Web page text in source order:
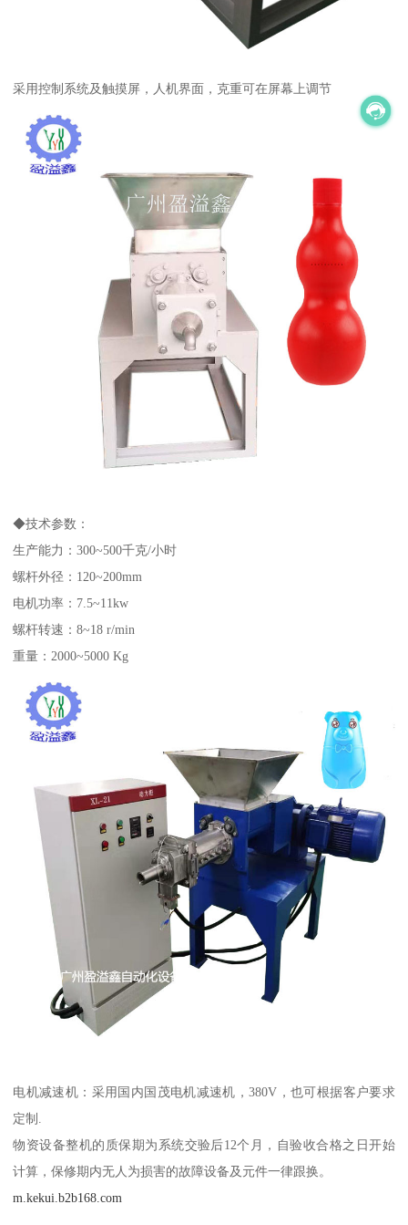
采用控制系统及触摸屏，人机界面，克重可在屏幕上调节
◆技术参数：
生产能力：300~500千克/小时
螺杆外径：120~200mm
电机功率：7.5~11kw
螺杆转速：8~18 r/min
重量：2000~5000 Kg
电机减速机：采用国内国茂电机减速机，380V，也可根据客户要求
定制.
物资设备整机的质保期为系统交验后12个月，自验收合格之日开始
计算，保修期内无人为损害的故障设备及元件一律跟换。
m.kekui.b2b168.com